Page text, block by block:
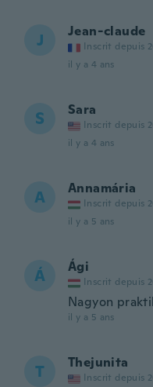
J Jean-claude
Inscrit depuis
il y a 4 ans
S Sara
Inscrit depuis
il y a 4 ans
A Annamária
Inscrit depuis
il y a 5 ans
Á Ági
Inscrit depuis
Nagyon
il y a 5 ans
T Thejunita
Inscrit depuis